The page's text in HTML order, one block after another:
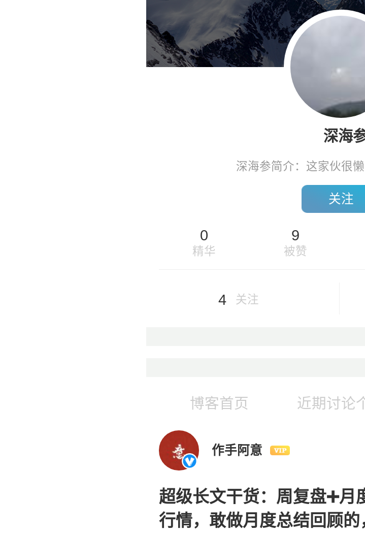
深海
深海参简介：这家伙很懒
关注
0
精华
9
被赞
4 关注
博客首页 近期讨论
作手阿意
超级长文干货：周复盘➕月
行情，敢做月度总结回顾的